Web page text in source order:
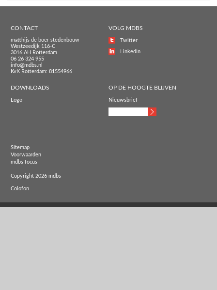
CONTACT
matthijs de boer stedenbouw
Westzeedijk 116-C
3016 AH Rotterdam
06 26 324 955
info@mdbs.nl
KvK Rotterdam: 81554966
VOLG MDBS
Twitter
LinkedIn
DOWNLOADS
Logo
OP DE HOOGTE BLIJVEN
Nieuwsbrief
Sitemap
Voorwaarden
mdbs focus
Copyright 2026 mdbs
Colofon